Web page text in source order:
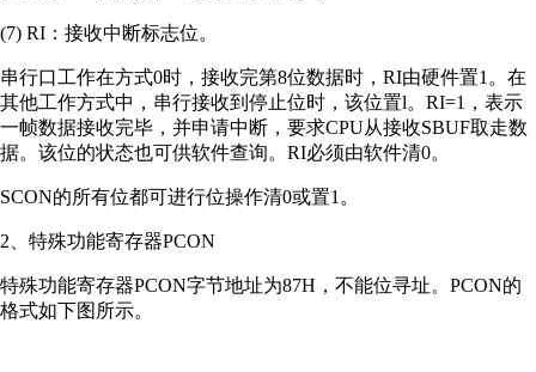
(7) RI：接收中断标志位。
串行口工作在方式0时，接收完第8位数据时，RI由硬件置1。在
其他工作方式中，串行接收到停止位时，该位置l。RI=1，表示
一帧数据接收完毕，并申请中断，要求CPU从接收SBUF取走数
据。该位的状态也可供软件查询。RI必须由软件清0。
SCON的所有位都可进行位操作清0或置1。
2、特殊功能寄存器PCON
特殊功能寄存器PCON字节地址为87H，不能位寻址。PCON的
格式如下图所示。